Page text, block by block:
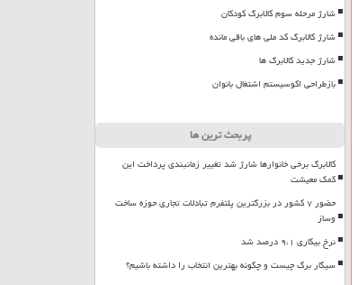
شارژ مرحله سوم کالابرگ کودکان
شارژ کالابرگ کد ملی های باقی مانده
شارژ جدید کالابرگ ها
بازطراحی اکوسیستم اشتغال بانوان
پربحث ترین ها
کالابرگ برخی خانوارها شارژ شد تغییر زمانبندی پرداخت این
کمک معیشت
حضور ۷ کشور در بزرگترین پلتفرم تبادلات تجاری حوزه ساخت
وساز
نرخ بیکاری ۹،۱ درصد شد
سیگار برگ چیست و چگونه بهترین انتخاب را داشته باشیم؟